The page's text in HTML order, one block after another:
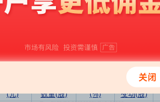
(元)
数量(股)
(%)
持股数量
变动(股)